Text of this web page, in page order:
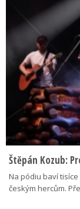
Štěpán Kozub:
Na pódiu baví
českým hercům.